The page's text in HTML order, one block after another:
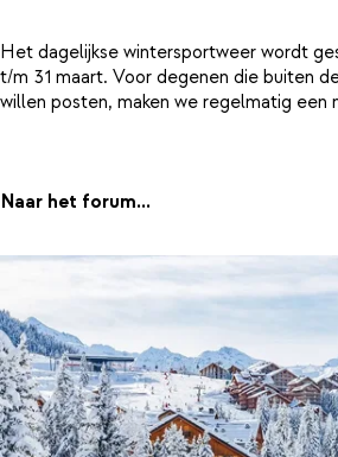
Het dagelijkse wintersportweer wordt
t/m 31 maart. Voor degenen die buiten
willen posten, maken we regelmatig een
Naar het forum...